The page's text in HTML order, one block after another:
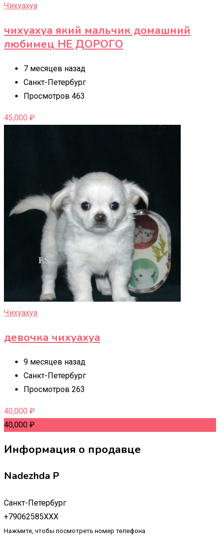
Чихуахуа
чихуахуа який мальчик домашний
любимец НЕ ДОРОГО
7 месяцев назад
Санкт-Петербург
Просмотров 463
45,000 ₽
Чихуахуа
девочка чихуахуа
9 месяцев назад
Санкт-Петербург
Просмотров 263
40,000 ₽
40,000 ₽
Информация о продавце
Nadezhda P
Санкт-Петербург
+79062585XXX
Нажмите, чтобы посмотреть номер телефона